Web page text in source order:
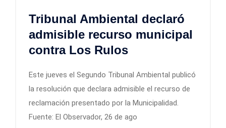
Tribunal Ambiental declaró
admisible recurso municipal
contra Los Rulos
Este jueves el Segundo Tribunal Ambiental publicó
la resolución que declara admisible el recurso de
reclamación presentado por la Municipalidad.
Fuente: El Observador, 26 de ago